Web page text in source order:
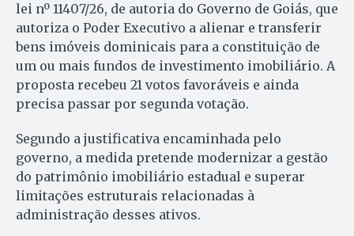
lei nº 11407/26, de autoria do Governo de Goiás, que
autoriza o Poder Executivo a alienar e transferir
bens imóveis dominicais para a constituição de
um ou mais fundos de investimento imobiliário. A
proposta recebeu 21 votos favoráveis e ainda
precisa passar por segunda votação.
Segundo a justificativa encaminhada pelo
governo, a medida pretende modernizar a gestão
do patrimônio imobiliário estadual e superar
limitações estruturais relacionadas à
administração desses ativos.